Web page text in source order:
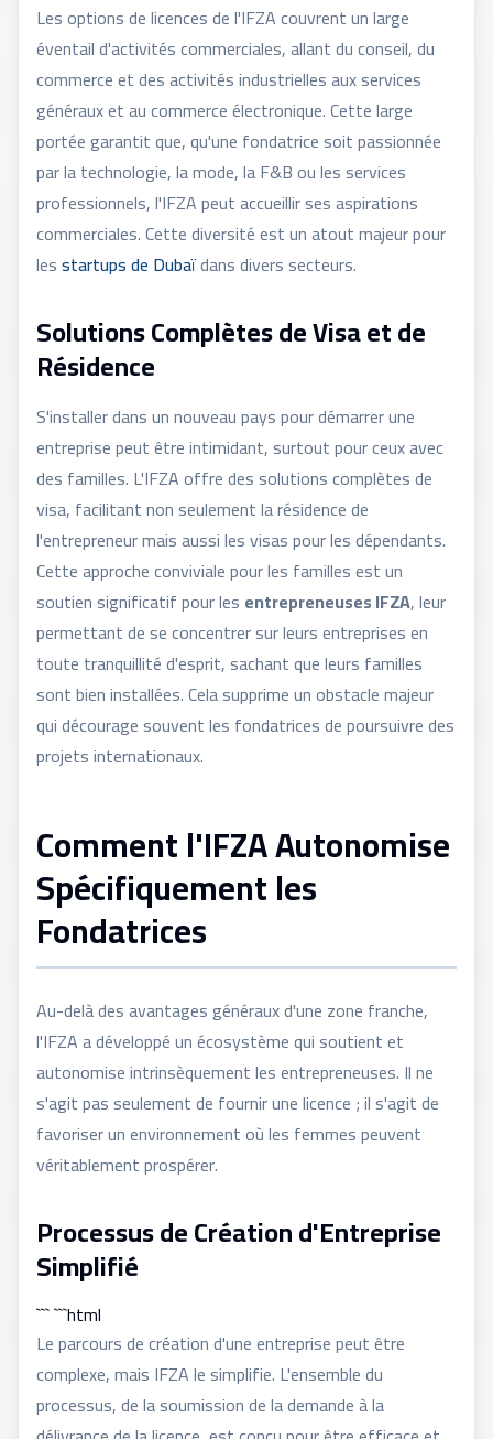
Les options de licences de l'IFZA couvrent un large
éventail d'activités commerciales, allant du conseil, du
commerce et des activités industrielles aux services
généraux et au commerce électronique. Cette large
portée garantit que, qu'une fondatrice soit passionnée
par la technologie, la mode, la F&B ou les services
professionnels, l'IFZA peut accueillir ses aspirations
commerciales. Cette diversité est un atout majeur pour
lesstartups de Dubaïdans divers secteurs.
Solutions Complètes de Visa et de
Résidence
S'installer dans un nouveau pays pour démarrer une
entreprise peut être intimidant, surtout pour ceux avec
des familles. L'IFZA offre des solutions complètes de
visa, facilitant non seulement la résidence de
l'entrepreneur mais aussi les visas pour les dépendants.
Cette approche conviviale pour les familles est un
soutien significatif pour les entrepreneuses IFZA, leur
permettant de se concentrer sur leurs entreprises en
toute tranquillité d'esprit, sachant que leurs familles
sont bien installées. Cela supprime un obstacle majeur
qui décourage souvent les fondatrices de poursuivre des
projets internationaux.
Comment l'IFZA Autonomise
Spécifiquement les
Fondatrices
Au-delà des avantages généraux d'une zone franche,
l'IFZA a développé un écosystème qui soutient et
autonomise intrinsèquement les entrepreneuses. Il ne
s'agit pas seulement de fournir une licence ; il s'agit de
favoriser un environnement où les femmes peuvent
véritablement prospérer.
Processus de Création d'Entreprise
Simplifié
``` ```html
Le parcours de création d'une entreprise peut être
complexe, mais IFZA le simplifie. L'ensemble du
processus, de la soumission de la demande à la